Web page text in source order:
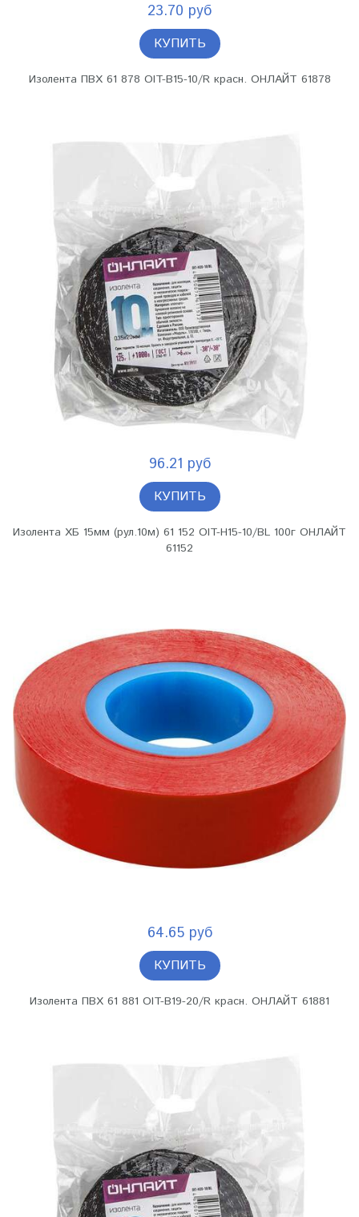
23.70 руб
КУПИТЬ
Изолента ПВХ 61 878 OIT-B15-10/R красн. ОНЛАЙТ 61878
96.21 руб
КУПИТЬ
Изолента ХБ 15мм (рул.10м) 61 152 OIT-H15-10/BL 100г ОНЛАЙТ
61152
64.65 руб
КУПИТЬ
Изолента ПВХ 61 881 OIT-B19-20/R красн. ОНЛАЙТ 61881